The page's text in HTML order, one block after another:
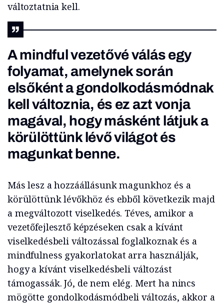
változtatnia kell.
A mindful vezetővé válás egy
folyamat, amelynek során
elsőként a gondolkodásmódnak
kell változnia, és ez azt vonja
magával, hogy másként látjuk a
körülöttünk lévő világot és
magunkat benne.
Más lesz a hozzáállásunk magunkhoz és a
körülöttünk lévőkhöz és ebből következik majd
a megváltozott viselkedés. Téves, amikor a
vezetőfejlesztő képzéseken csak a kívánt
viselkedésbeli változással foglalkoznak és a
mindfulness gyakorlatokat arra használják,
hogy a kívánt viselkedésbeli változást
támogassák. Jó, de nem elég. Mert ha nincs
mögötte gondolkodásmódbeli változás, akkor a